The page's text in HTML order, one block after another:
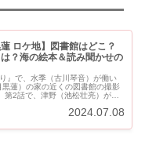
ロケ地】図書館はどこ？
？海の絵本＆読み聞かせの
』で、水季（古川琴音）が働い
蓮）の家の近くの図書館の撮影
お
2024.07.08